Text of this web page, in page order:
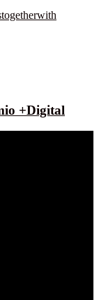
togetherwith
+Digital